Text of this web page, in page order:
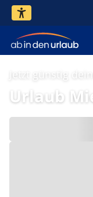
Jetzt günstig
Urlaub